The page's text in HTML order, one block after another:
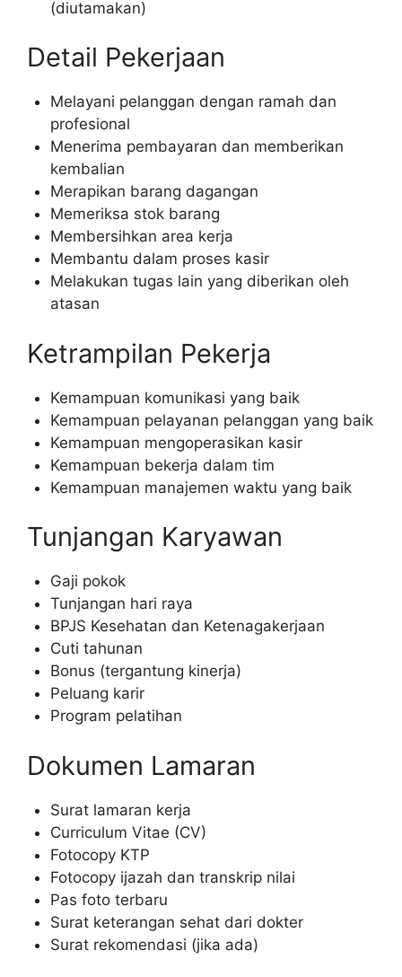
(diutamakan)
Detail Pekerjaan
Melayani pelanggan dengan ramah dan
profesional
Menerima pembayaran dan memberikan
kembalian
Merapikan barang dagangan
Memeriksa stok barang
Membersihkan area kerja
Membantu dalam proses kasir
Melakukan tugas lain yang diberikan oleh
atasan
Ketrampilan Pekerja
Kemampuan komunikasi yang baik
Kemampuan pelayanan pelanggan yang baik
Kemampuan mengoperasikan kasir
Kemampuan bekerja dalam tim
Kemampuan manajemen waktu yang baik
Tunjangan Karyawan
Gaji pokok
Tunjangan hari raya
BPJS Kesehatan dan Ketenagakerjaan
Cuti tahunan
Bonus (tergantung kinerja)
Peluang karir
Program pelatihan
Dokumen Lamaran
Surat lamaran kerja
Curriculum Vitae (CV)
Fotocopy KTP
Fotocopy ijazah dan transkrip nilai
Pas foto terbaru
Surat keterangan sehat dari dokter
Surat rekomendasi (jika ada)